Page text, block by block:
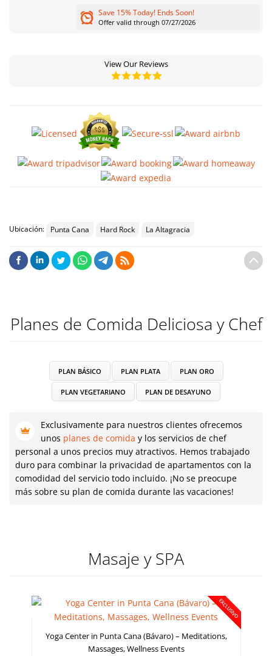
Save 15% Today! Ends Soon!
Offer valid through 07/27/2026
View Our Reviews
Ubicación: Punta Cana Hard Rock La Altagracia
Planes de Comida Deliciosa y Chef
PLAN BÁSICO PLAN PLATA PLAN ORO
PLAN VEGETARIANO PLAN DE DESAYUNO
Exclusivamente para nuestros clientes ofrecemos
unos planes de comida y los servicios de chef
personal a unos precios muy atractivos. Hemos trabajado
duro para combinar la privacidad de apartamentos con la
comodidad del servicio todo incluido. ¡No se preocupe
más sobre su plan de comida durante las vacaciones!
Masaje y SPA
EXCLUSIVO
Yoga Center in Punta Cana (Bávaro) – Meditations,
Massages, Wellness Events